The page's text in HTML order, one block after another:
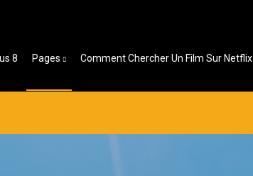
8 Pages Comment Chercher Un Film Sur Netflix